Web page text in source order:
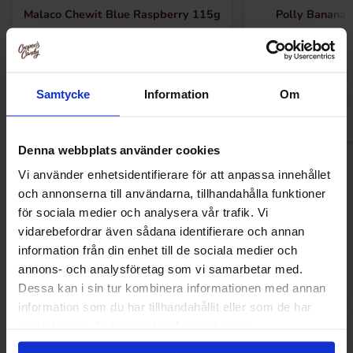
Samtycke Information Om
Denna webbplats använder cookies
Vi använder enhetsidentifierare för att anpassa innehållet
och annonserna till användarna, tillhandahålla funktioner
för sociala medier och analysera vår trafik. Vi
vidarebefordrar även sådana identifierare och annan
information från din enhet till de sociala medier och
annons- och analysföretag som vi samarbetar med.
Dessa kan i sin tur kombinera informationen med annan
information som du har tillhandahållit eller som de har
Malaco Chewit Blue Raspberry 115g Polly Banana
27.90 kr
Andre kunne lide
-59% -32%